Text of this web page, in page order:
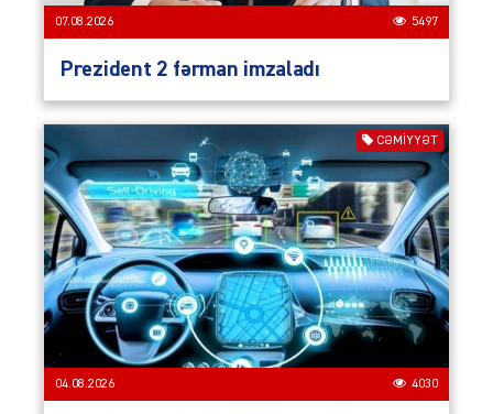
07.08.2026 5497
Prezident 2 fərman imzaladı
CƏMIYYƏT
04.08.2026 4030